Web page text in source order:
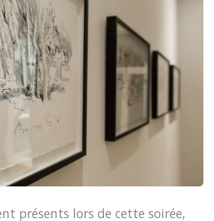
présents lors de cette soirée,